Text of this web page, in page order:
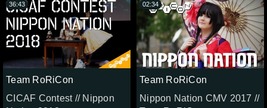
Team RoRiCon
CICAF Contest // Nippon
36:43
Team RoRiCon
Nippon Nation CMV 2017 //
02:34